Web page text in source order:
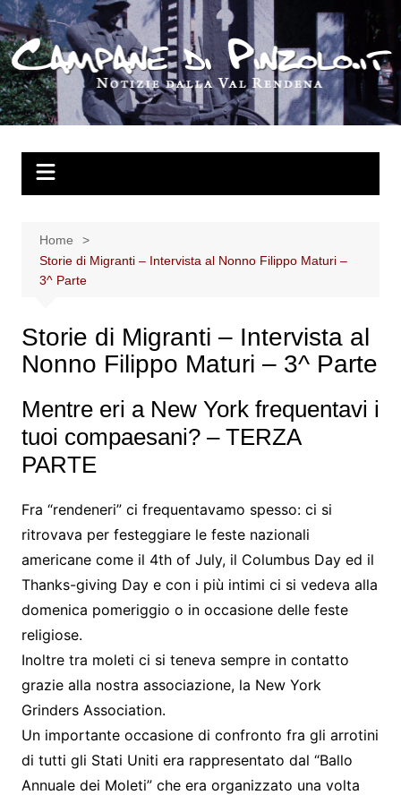
Salta
al
contenuto
Home
Storie di Migranti – Intervista al Nonno Filippo Maturi –
3^ Parte
Storie di Migranti – Intervista al
Nonno Filippo Maturi – 3^ Parte
Mentre eri a New York frequentavi i
tuoi compaesani? – TERZA
PARTE
Fra “rendeneri” ci frequentavamo spesso: ci si
ritrovava per festeggiare le feste nazionali
americane come il 4th of July, il Columbus Day ed il
Thanks-giving Day e con i più intimi ci si vedeva alla
domenica pomeriggio o in occasione delle feste
religiose.
Inoltre tra moleti ci si teneva sempre in contatto
grazie alla nostra associazione, la New York
Grinders Association.
Un importante occasione di confronto fra gli arrotini
di tutti gli Stati Uniti era rappresentato dal “Ballo
Annuale dei Moleti” che era organizzato una volta